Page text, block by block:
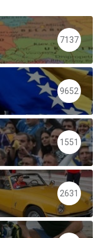
7137
9652
1551
2631